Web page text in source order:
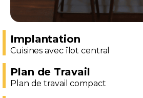
Implantation
Cuisines avec îlot central
Plan de Travail
Plan de travail compact